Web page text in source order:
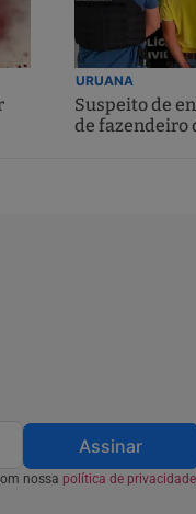
URUANA
Suspeito de
de fazendeiro
Assinar
nossa política de privacidade.